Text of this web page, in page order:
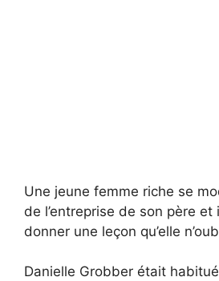
Une jeune femme riche se
de l’entreprise de son père
donner une leçon qu’elle
Danielle Grobber était